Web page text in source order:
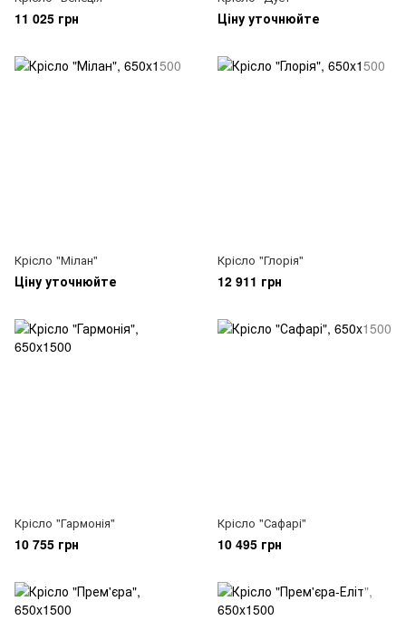
11 025 грн Ціну уточнюйте
Крісло "Мілан"
Ціну уточнюйте
Крісло "Глорія"
12 911 грн
Крісло "Гармонія"
10 755 грн
Крісло "Сафарі"
10 495 грн